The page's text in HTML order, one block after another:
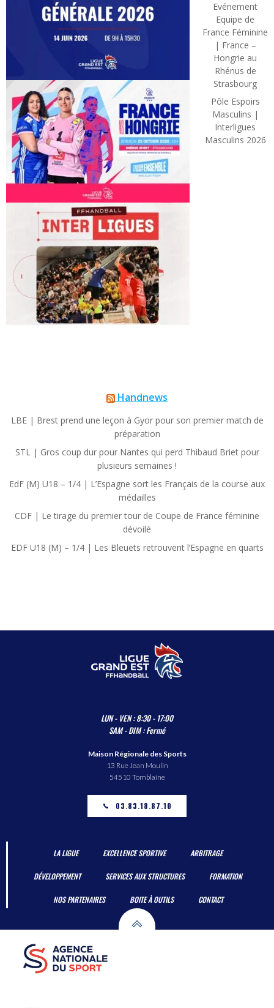
Evénement
Equipe de
France Féminine
| France –
Hongrie au
Rhénus de
Strasbourg
Pôle Espoirs
Masculins |
Interligues
Masculins 2026
Handnews
LBE | Brest prend une leçon à Gyor pour son premier match de
préparation
STL | Gros coup dur pour Nantes qui perd Thibaud Briet pour
plusieurs semaines !
EdF (M) U18 – 1/4 | L’Espagne sort les Français de la course aux
médailles
CDF | Le tirage du premier tour de Coupe de France féminine
dévoilé
EDF U18 (M) – 1/4 | Les Bleuets retrouvent l’Espagne en quarts
LUN - VEN : 8:30 - 17:00
SAM - DIM : Fermé
Maison Régionale des Sports
13 Rue Jean Moulin
54510 Tomblaine
03.83.18.87.10
LA LIGUE EXCELLENCE SPORTIVE ARBITRAGE
DÉVELOPPEMENT SERVICES AUX STRUCTURES FORMATION
NOS PARTENAIRES BOITE À OUTILS CONTACT